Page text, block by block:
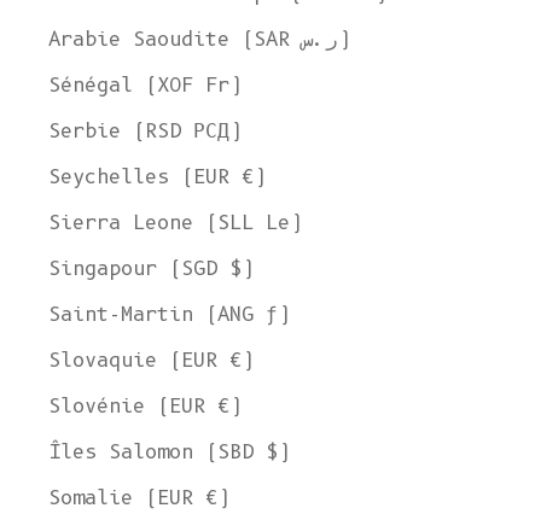
Arabie Saoudite (SAR ر.س)
Sénégal (XOF Fr)
Serbie (RSD РСД)
Seychelles (EUR €)
Sierra Leone (SLL Le)
Singapour (SGD $)
Saint-Martin (ANG ƒ)
Slovaquie (EUR €)
Slovénie (EUR €)
Îles Salomon (SBD $)
Somalie (EUR €)
États-Unis
Langue
Anglais
Devise
Dollar américain
VOIR LA COLLECTION